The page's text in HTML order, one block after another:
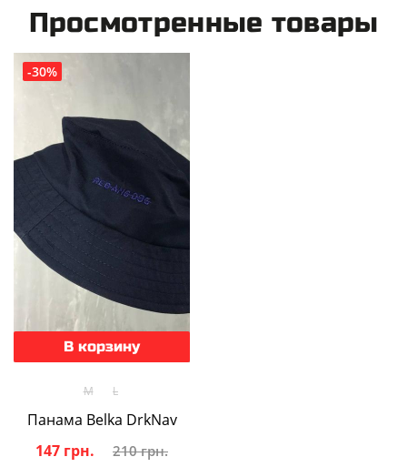
Просмотренные товары
-30%
В корзину
M L
Панама Belka DrkNav
147 грн.
210 грн.